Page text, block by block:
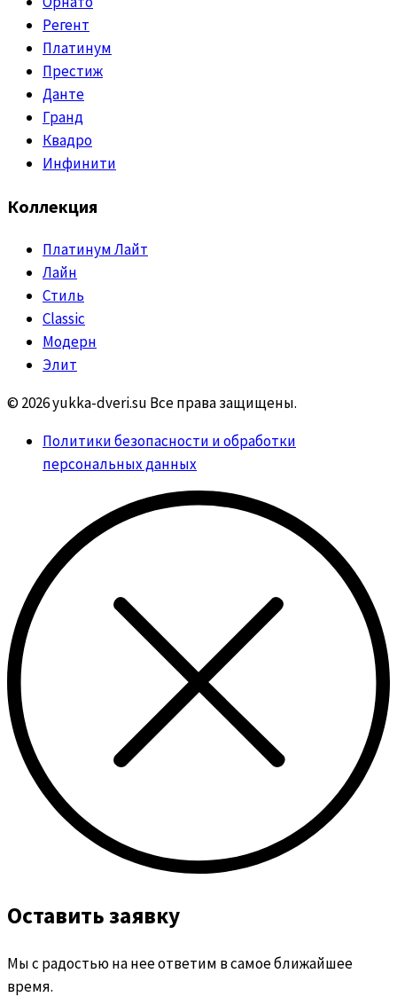
Регент
Платинум
Престиж
Данте
Гранд
Квадро
Инфинити
Коллекция
Платинум Лайт
Лайн
Стиль
Classic
Модерн
Элит
© 2026 yukka-dveri.su Все права защищены.
Политики безопасности и обработки
персональных данных
Оставить заявку
Мы с радостью на нее ответим в самое ближайшее
время.